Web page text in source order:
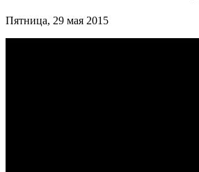
Пятница, 29 мая 2015